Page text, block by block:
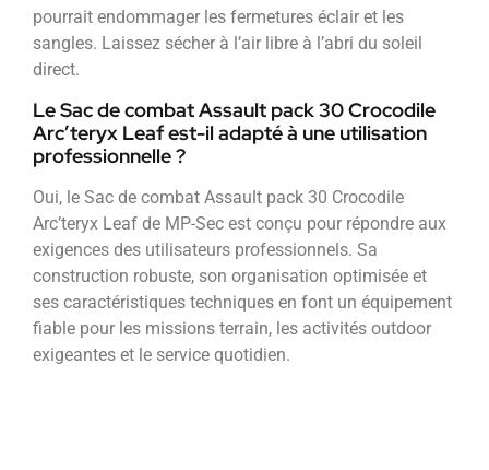
pourrait endommager les fermetures éclair et les
sangles. Laissez sécher à l’air libre à l’abri du soleil
direct.
Le Sac de combat Assault pack 30 Crocodile
Arc’teryx Leaf est-il adapté à une utilisation
professionnelle ?
Oui, le Sac de combat Assault pack 30 Crocodile
Arc’teryx Leaf de MP-Sec est conçu pour répondre aux
exigences des utilisateurs professionnels. Sa
construction robuste, son organisation optimisée et
ses caractéristiques techniques en font un équipement
fiable pour les missions terrain, les activités outdoor
exigeantes et le service quotidien.